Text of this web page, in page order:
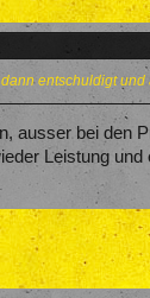
entschuldigt
ausser bei den
Leistung